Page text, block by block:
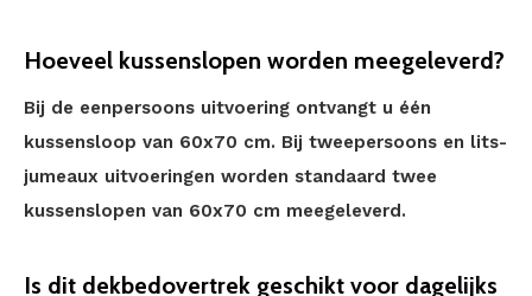
Hoeveel kussenslopen worden meegeleverd?
Bij de eenpersoons uitvoering ontvangt u één
kussensloop van 60x70 cm. Bij tweepersoons en lits-
jumeaux uitvoeringen worden standaard twee
kussenslopen van 60x70 cm meegeleverd.
Is dit dekbedovertrek geschikt voor dagelijks